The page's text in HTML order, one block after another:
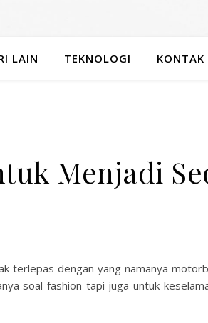
LAIN TEKNOLOGI KONTAK
Menjadi
terlepas dengan yang namanya
soal fashion tapi juga untuk